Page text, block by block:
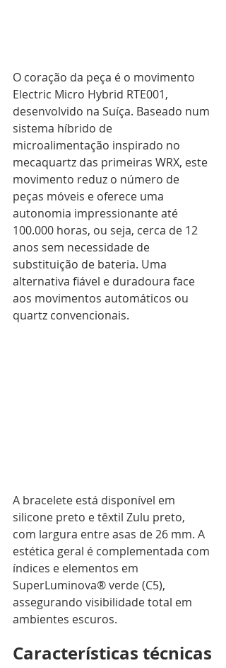
O coração da peça é o movimento
Electric Micro Hybrid RTE001,
desenvolvido na Suíça. Baseado num
sistema híbrido de
microalimentação inspirado no
mecaquartz das primeiras WRX, este
movimento reduz o número de
peças móveis e oferece uma
autonomia impressionante até
100.000 horas, ou seja, cerca de 12
anos sem necessidade de
substituição de bateria. Uma
alternativa fiável e duradoura face
aos movimentos automáticos ou
quartz convencionais.
A bracelete está disponível em
silicone preto e têxtil Zulu preto,
com largura entre asas de 26 mm. A
estética geral é complementada com
índices e elementos em
SuperLuminova® verde (C5),
assegurando visibilidade total em
ambientes escuros.
Características técnicas